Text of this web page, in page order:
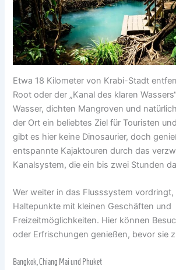
Etwa 18 Kilometer von Krabi-Stadt
Root oder der „Kanal des klaren
Wasser, dichten Mangroven und
der Ort ein beliebtes Ziel für Touristen
gibt es hier keine Dinosaurier, doch
entspannte Kajaktouren durch das
Kanalsystem, die ein bis zwei Stunden
Wer weiter in das Flusssystem
Haltepunkte mit kleinen Geschäften und
Freizeitmöglichkeiten. Hier können
oder Erfrischungen genießen, bevor sie
Bangkok, Chiang Mai und Phuket